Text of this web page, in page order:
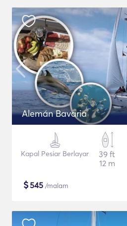
Alemán Bavaria
Kapal Pesiar Berlayar
39 ft
12 m
$545 /malam